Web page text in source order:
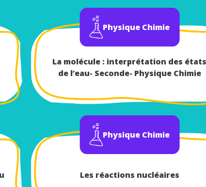
Physique Chimie
La molécule : interprétation des états
de l’eau- Seconde- Physique Chimie
Physique Chimie
Les réactions nucléaires